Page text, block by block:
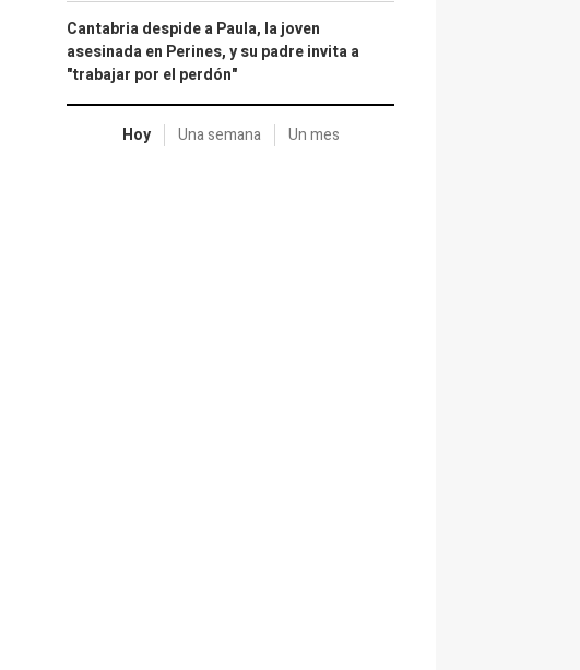
Cantabria despide a Paula, la joven
asesinada en Perines, y su padre invita a
"trabajar por el perdón"
Hoy Una semana Un mes